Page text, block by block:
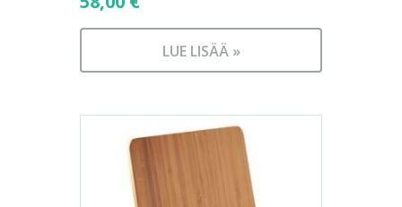
LUE LISÄÄ »